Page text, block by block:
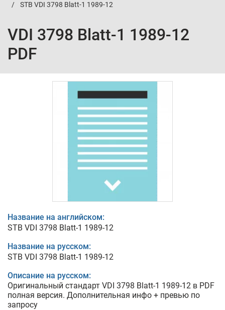
STB VDI 3798 Blatt-1 1989-12
VDI 3798 Blatt-1 1989-12
PDF
Название на английском:
STB VDI 3798 Blatt-1 1989-12
Название на русском:
STB VDI 3798 Blatt-1 1989-12
Описание на русском:
Оригинальный стандарт VDI 3798 Blatt-1 1989-12 в PDF
полная версия. Дополнительная инфо + превью по
запросу